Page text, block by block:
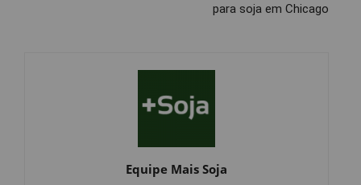
para soja em Chicago
Equipe Mais Soja